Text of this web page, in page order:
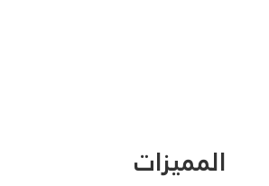
المميزات